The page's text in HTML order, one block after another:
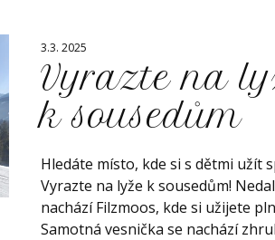
3.3. 2025
Vyrazte na
k sousedům
Hledáte místo, kde si s dětmi užít
Vyrazte na lyže k sousedům!
nachází Filzmoos, kde si užijete
Samotná vesnička se nachází